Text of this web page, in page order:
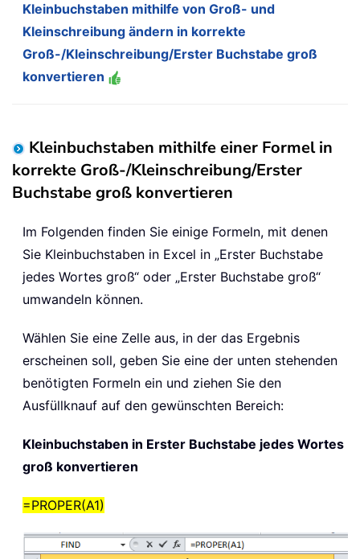
Kleinbuchstaben mithilfe von Groß- und
Kleinschreibung ändern in korrekte
Groß-/Kleinschreibung/Erster Buchstabe groß
konvertieren
Kleinbuchstaben mithilfe einer Formel in
korrekte Groß-/Kleinschreibung/Erster
Buchstabe groß konvertieren
Im Folgenden finden Sie einige Formeln, mit denen
Sie Kleinbuchstaben in Excel in „Erster Buchstabe
jedes Wortes groß“ oder „Erster Buchstabe groß“
umwandeln können.
Wählen Sie eine Zelle aus, in der das Ergebnis
erscheinen soll, geben Sie eine der unten stehenden
benötigten Formeln ein und ziehen Sie den
Ausfüllknauf auf den gewünschten Bereich:
Kleinbuchstaben in Erster Buchstabe jedes Wortes
groß konvertieren
=PROPER(A1)